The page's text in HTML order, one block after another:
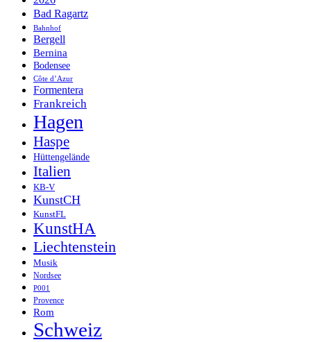
Bad Ragartz
Bahnhof
Bergell
Bernina
Bodensee
Côte d’Azur
Formentera
Frankreich
Hagen
Haspe
Hüttengelände
Italien
KB-V
KunstCH
KunstFL
KunstHA
Liechtenstein
Musik
Nordsee
P001
Provence
Rom
Schweiz